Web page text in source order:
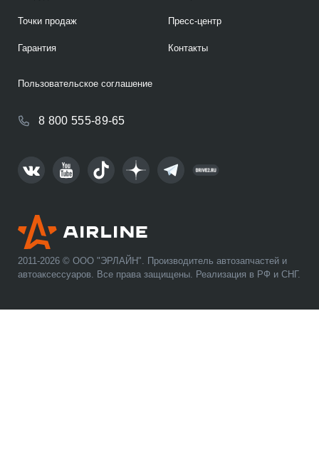
2011-2026 © ООО "ЭРЛАЙН". Производитель автозапчастей и
автоаксессуаров. Все права защищены. Реализация в РФ и СНГ.
Точки продаж
Гарантия
Пресс-центр
Контакты
8 800 555-89-65
Пользовательское соглашение